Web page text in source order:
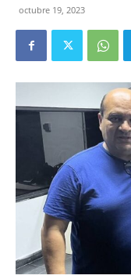
octubre 19, 2023